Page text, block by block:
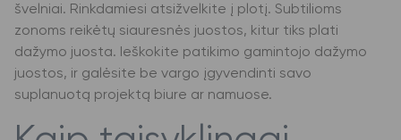
švelniai. Rinkdamiesi atsižvelkite į plotį. Subtilioms
zonoms reikėtų siauresnės juostos, kitur tiks plati
dažymo juosta. Ieškokite patikimo gamintojo dažymo
juostos, ir galėsite be vargo įgyvendinti savo
suplanuotą projektą biure ar namuose.